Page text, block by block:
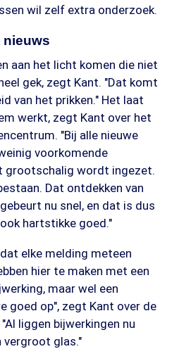
wil zelf extra onderzoek.
nieuws
aan het licht komen die niet
gek, zegt Kant. "Dat komt
van het prikken." Het laat
werkt, zegt Kant over het
"Bij alle nieuwe
voorkomende
grootschalig wordt ingezet.
Dat ontdekken van
nu snel, en dat is dus
hartstikke goed."
elke melding meteen
hier te maken met een
maar wel een
goed op", zegt Kant over de
liggen bijwerkingen nu
vergroot glas."